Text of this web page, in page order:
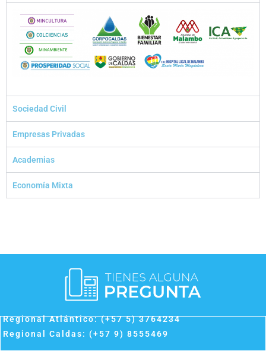
Sociedad Civil
Empresas Privadas
Academias
Economía Mixta
Regional Atlántico: (+57 5) 3764234
Regional Caldas: (+57 9) 8555469